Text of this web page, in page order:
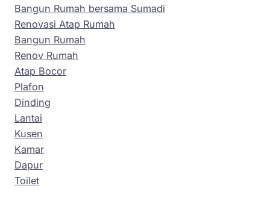
Bangun Rumah bersama Sumadi
Renovasi Atap Rumah
Bangun Rumah
Renov Rumah
Atap Bocor
Plafon
Dinding
Lantai
Kusen
Kamar
Dapur
Toilet